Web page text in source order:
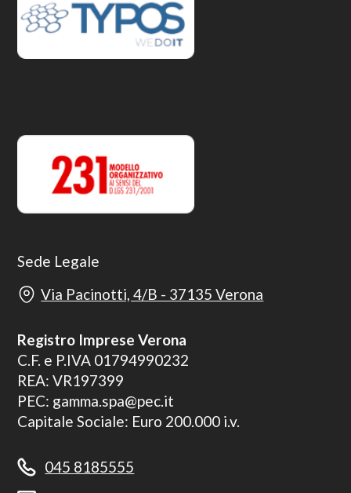
Sede Legale
Via Pacinotti, 4/B - 37135 Verona
Registro Imprese Verona
C.F. e P.IVA 01794990232
REA: VR197399
PEC: gamma.spa@pec.it
Capitale Sociale: Euro 200.000 i.v.
045 8185555